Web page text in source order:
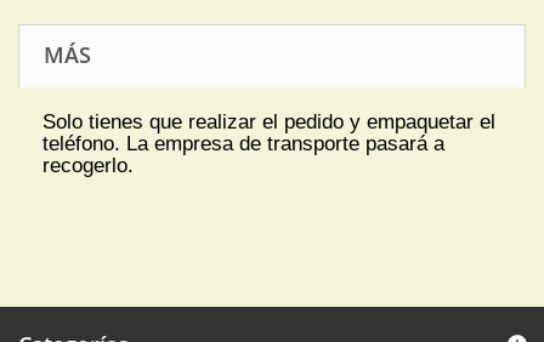
MÁS
Solo tienes que realizar el pedido y empaquetar el
teléfono. La empresa de transporte pasará a
recogerlo.